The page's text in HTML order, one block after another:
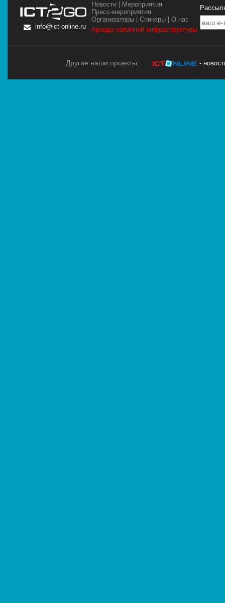
info@ict-online.ru
Новости
Мероприятия
Пресс-мероприятия
Организаторы |Спикеры |О нас
Аренда облачной инфраструктуры
Другие наши проекты: -